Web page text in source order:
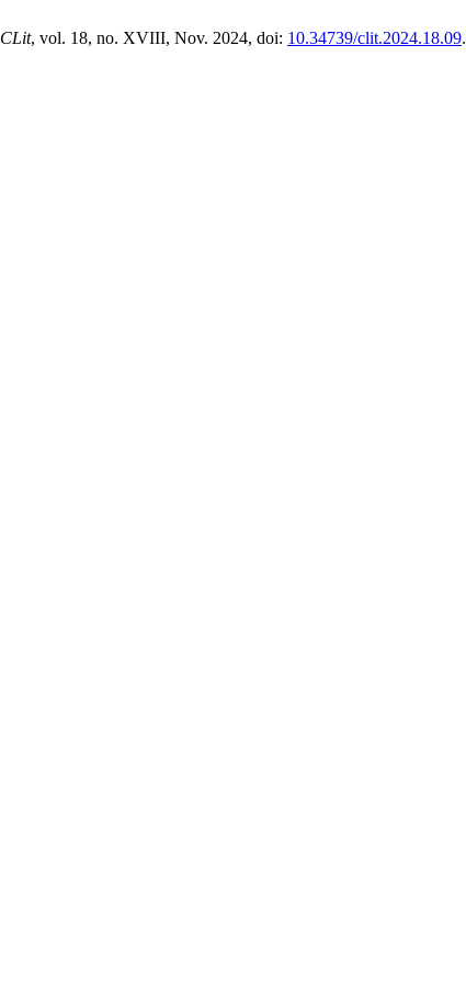
CLit, vol. 18, no. XVIII, Nov. 2024, doi: 10.34739/clit.2024.18.09.